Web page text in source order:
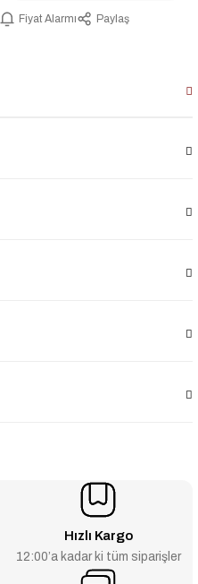
Fiyat Alarmı
Paylaş
Hızlı Kargo
12:00’a kadar ki tüm siparişler